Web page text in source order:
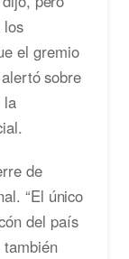
los
el gremio
sobre
la
de
“El único
del país
también